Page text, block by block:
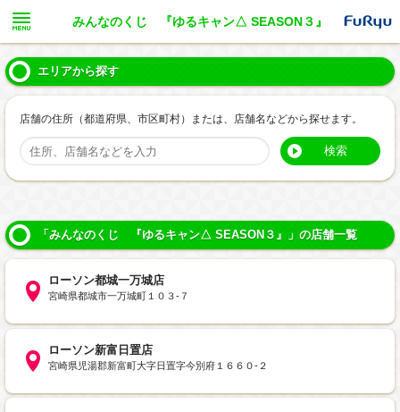
みんなのくじ 『ゆるキャン△ SEASON３』
エリアから探す
店舗の住所（都道府県、市区町村）または、店舗名などから探せます。
検索
「みんなのくじ 『ゆるキャン△ SEASON３』」の店舗一覧
ローソン都城一万城店
宮崎県都城市一万城町１０３‐７
ローソン新富日置店
宮崎県児湯郡新富町大字日置字今別府１６６０‐２